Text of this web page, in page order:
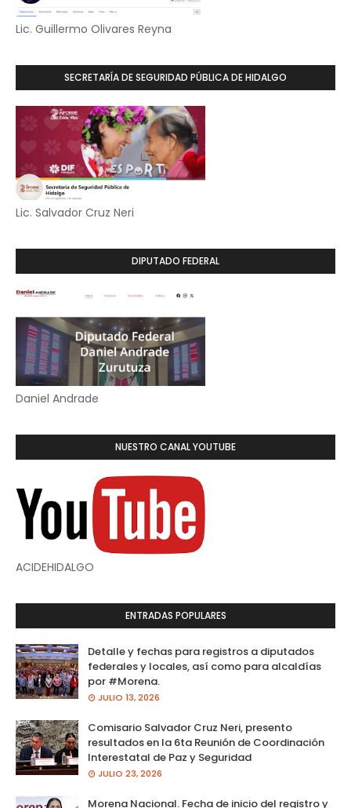
Lic. Guillermo Olivares Reyna
SECRETARÍA DE SEGURIDAD PÚBLICA DE HIDALGO
Lic. Salvador Cruz Neri
DIPUTADO FEDERAL
Daniel Andrade
NUESTRO CANAL YOUTUBE
ACIDEHIDALGO
ENTRADAS POPULARES
Detalle y fechas para registros a diputados
federales y locales, así como para alcaldías
por #Morena.
JULIO 13, 2026
Comisario Salvador Cruz Neri, presento
resultados en la 6ta Reunión de Coordinación
Interestatal de Paz y Seguridad
JULIO 23, 2026
Morena Nacional. Fecha de inicio del registro y